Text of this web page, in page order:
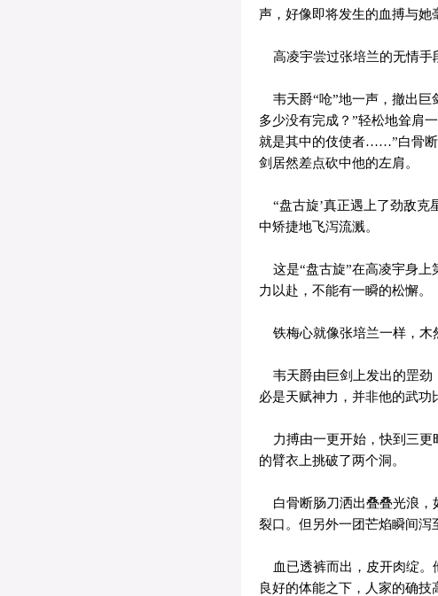
声，好像即将发生的血搏与她
高凌宇尝过张培兰的无情手
韦天爵“呛”地一声，撤出巨
多少没有完成？”轻松地耸肩
就是其中的伎使者……”白骨断
剑居然差点砍中他的左肩。
“盘古旋’真正遇上了劲敌克
中矫捷地飞泻流溅。
这是“盘古旋”在高凌宇身上
力以赴，不能有一瞬的松懈。
铁梅心就像张培兰一样，木
韦天爵由巨剑上发出的罡劲
必是天赋神力，并非他的武功
力搏由一更开始，快到三更
的臂衣上挑破了两个洞。
白骨断肠刀洒出叠叠光浪，
裂口。但另外一团芒焰瞬间泻
血已透裤而出，皮开肉绽。
良好的体能之下，人家的确技